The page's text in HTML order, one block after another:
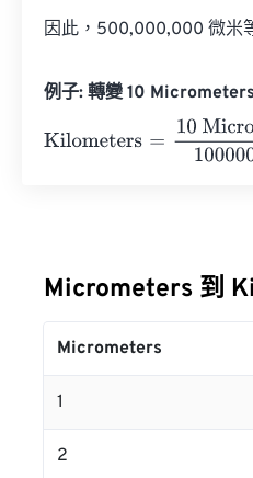
因此，500,000,000 微米
例子: 轉變 10
Kilometers
10
Micrometers 到
Micrometers
1
2